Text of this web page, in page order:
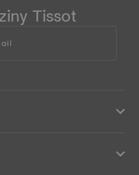
Tissot